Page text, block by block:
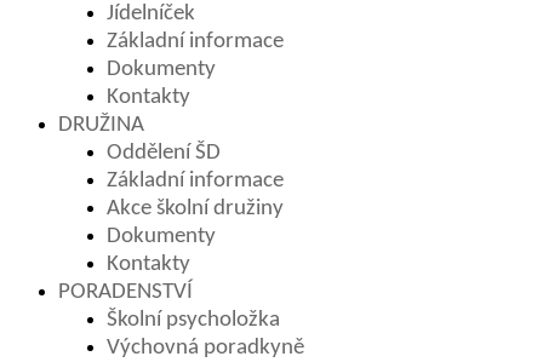
Jídelníček
Základní informace
Dokumenty
Kontakty
DRUŽINA
Oddělení ŠD
Základní informace
Akce školní družiny
Dokumenty
Kontakty
PORADENSTVÍ
Školní psycholožka
Výchovná poradkyně